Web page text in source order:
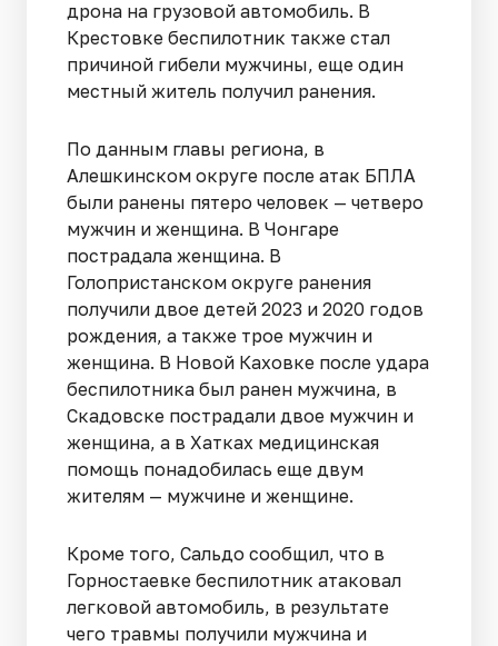
дрона на грузовой автомобиль. В
Крестовке беспилотник также стал
причиной гибели мужчины, еще один
местный житель получил ранения.
По данным главы региона, в
Алешкинском округе после атак БПЛА
были ранены пятеро человек — четверо
мужчин и женщина. В Чонгаре
пострадала женщина. В
Голопристанском округе ранения
получили двое детей 2023 и 2020 годов
рождения, а также трое мужчин и
женщина. В Новой Каховке после удара
беспилотника был ранен мужчина, в
Скадовске пострадали двое мужчин и
женщина, а в Хатках медицинская
помощь понадобилась еще двум
жителям — мужчине и женщине.
Кроме того, Сальдо сообщил, что в
Горностаевке беспилотник атаковал
легковой автомобиль, в результате
чего травмы получили мужчина и